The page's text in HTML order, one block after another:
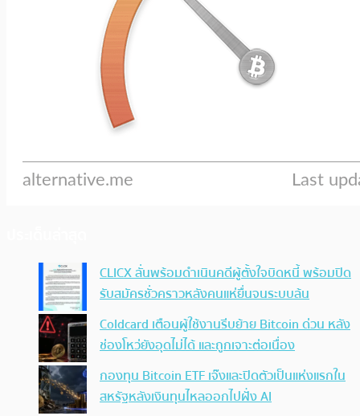
CLICX ลั่นพร้อมดำเนินคดีผู้ตั้งใจบิดหนี้ พร้อมปิด
รับสมัครชั่วคราวหลังคนแห่ยื่นจนระบบล้น
Coldcard เตือนผู้ใช้งานรีบย้าย Bitcoin ด่วน หลัง
ช่องโหว่ยังอุดไม่ได้ และถูกเจาะต่อเนื่อง
กองทุน Bitcoin ETF เจ๊งและปิดตัวเป็นแห่งแรกใน
สหรัฐหลังเงินทุนไหลออกไปฝั่ง AI